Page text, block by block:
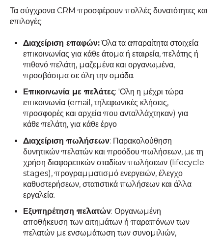
Τα σύγχρονα CRM προσφέρουν πολλές δυνατότητες και
επιλογές:
Διαχείριση επαφών:Όλα τα απαραίτητα στοιχεία
επικοινωνίας για κάθε άτομα ή εταιρεία, πελάτης ή
πιθανό πελάτη, μαζεμένα και οργανωμένα,
προσβάσιμα σε όλη την ομάδα.
Επικοινωνία με πελάτες: 'Ολη η μέχρι τώρα
επικοινωνία (email, τηλεφωνικές κλήσεις,
προσφορές και αρχεία που ανταλλάχτηκαν) για
κάθε πελάτη, για κάθε έργο
Διαχείριση πωλήσεων: Παρακολούθηση
δυνητικών πελατών και προόδου πωλήσεων, με τη
χρήση διαφορετικών σταδίων πωλήσεων (lifecycle
stages), προγραμματισμό ενεργειών, έλεγχο
καθυστερήσεων, στατιστικά πωλήσεων και άλλα
εργαλεία.
Εξυπηρέτηση πελατών: Οργανωμένη
αποθήκευση των αιτημάτων ή παραπόνων των
πελατών με ενσωμάτωση των συνομιλιών,